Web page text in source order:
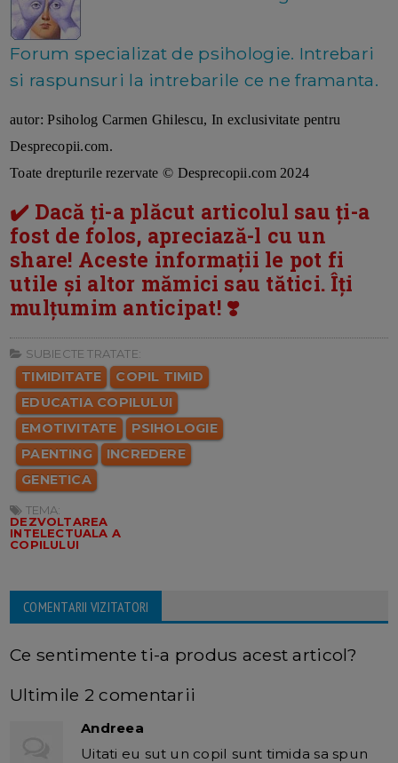
Forum specializat de psihologie. Intrebari
si raspunsuri la intrebarile ce ne framanta.
autor: Psiholog Carmen Ghilescu, In exclusivitate pentru
Desprecopii.com.
Toate drepturile rezervate © Desprecopii.com 2024
✔️ Dacă ți-a plăcut articolul sau ți-a
fost de folos, apreciază-l cu un
share! Aceste informații le pot fi
utile și altor mămici sau tătici. Îți
mulțumim anticipat! ❣️
SUBIECTE TRATATE:
TIMIDITATE
COPIL TIMID
EDUCATIA COPILULUI
EMOTIVITATE
PSIHOLOGIE
PAENTING
INCREDERE
GENETICA
TEMA:
DEZVOLTAREA
INTELECTUALA A
COPILULUI
COMENTARII VIZITATORI
Ce sentimente ti-a produs acest articol?
Ultimile 2 comentarii
Andreea
Uitati eu sut un copil sunt timida sa spun